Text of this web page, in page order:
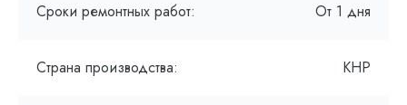
Сроки ремонтных работ: От 1 дня
Страна производства: КНР